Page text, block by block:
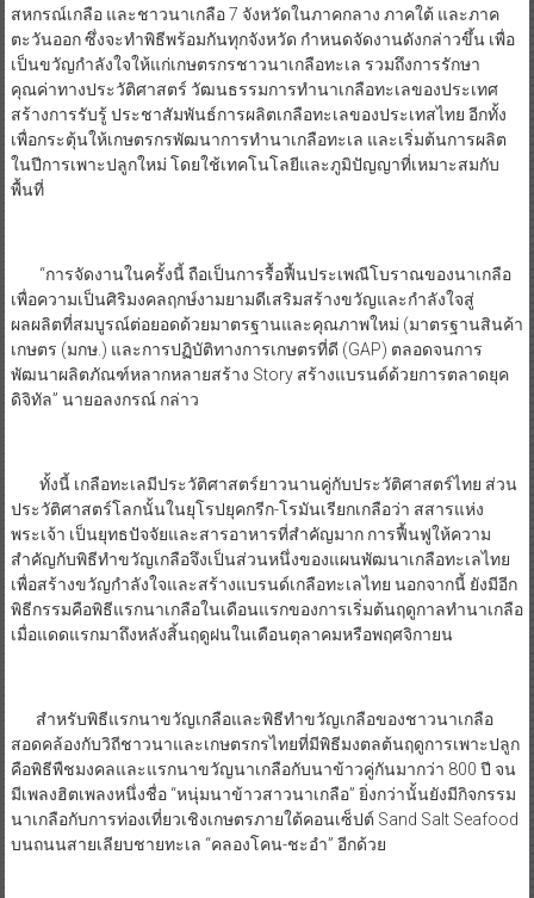
สหกรณ์เกลือ และชาวนาเกลือ 7 จังหวัดในภาคกลาง ภาคใต้ และภาค
ตะวันออก ซึ่งจะทำพิธีพร้อมกันทุกจังหวัด กำหนดจัดงานดังกล่าวขึ้น เพื่อ
เป็นขวัญกำลังใจให้แก่เกษตรกรชาวนาเกลือทะเล รวมถึงการรักษา
คุณค่าทางประวัติศาสตร์ วัฒนธรรมการทำนาเกลือทะเลของประเทศ
สร้างการรับรู้ ประชาสัมพันธ์การผลิตเกลือทะเลของประเทสไทย อีกทั้ง
เพื่อกระตุ้นให้เกษตรกรพัฒนาการทำนาเกลือทะเล และเริ่มต้นการผลิต
ในปีการเพาะปลูกใหม่ โดยใช้เทคโนโลยีและภูมิปัญญาที่เหมาะสมกับ
พื้นที่
“การจัดงานในครั้งนี้ ถือเป็นการรื้อฟื้นประเพณีโบราณของนาเกลือ
เพื่อความเป็นศิริมงคลฤกษ์งามยามดีเสริมสร้างขวัญและกำลังใจสู่
ผลผลิตที่สมบูรณ์ต่อยอดด้วยมาตรฐานและคุณภาพใหม่ (มาตรฐานสินค้า
เกษตร (มกษ.) และการปฏิบัติทางการเกษตรที่ดี (GAP) ตลอดจนการ
พัฒนาผลิตภัณฑ์หลากหลายสร้าง Story สร้างแบรนด์ด้วยการตลาดยุค
ดิจิทัล” นายอลงกรณ์ กล่าว
ทั้งนี้ เกลือทะเลมีประวัติศาสตร์ยาวนานคู่กับประวัติศาสตร์ไทย ส่วน
ประวัติศาสตร์โลกนั้นในยุโรปยุคกรีก-โรมันเรียกเกลือว่า สสารแห่ง
พระเจ้า เป็นยุทธปัจจัยและสารอาหารที่สำคัญมาก การฟื้นฟูให้ความ
สำคัญกับพิธีทำขวัญเกลือจึงเป็นส่วนหนึ่งของแผนพัฒนาเกลือทะเลไทย
เพื่อสร้างขวัญกำลังใจและสร้างแบรนด์เกลือทะเลไทย นอกจากนี้ ยังมีอีก
พิธีกรรมคือพิธีแรกนาเกลือในเดือนแรกของการเริ่มต้นฤดูกาลทำนาเกลือ
เมื่อแดดแรกมาถึงหลังสิ้นฤดูฝนในเดือนตุลาคมหรือพฤศจิกายน
สำหรับพิธีแรกนาขวัญเกลือและพิธีทำขวัญเกลือของชาวนาเกลือ
สอดคล้องกับวิถีชาวนาและเกษตรกรไทยที่มีพิธีมงตลต้นฤดูการเพาะปลูก
คือพิธีพืชมงคลและแรกนาขวัญนาเกลือกับนาข้าวคู่กันมากว่า 800 ปี จน
มีเพลงฮิตเพลงหนึ่งชื่อ “หนุ่มนาข้าวสาวนาเกลือ” ยิ่งกว่านั้นยังมีกิจกรรม
นาเกลือกับการท่องเที่ยวเชิงเกษตรภายใต้คอนเซ็ปต์ Sand Salt Seafood
บนถนนสายเลียบชายทะเล “คลองโคน-ชะอำ” อีกด้วย